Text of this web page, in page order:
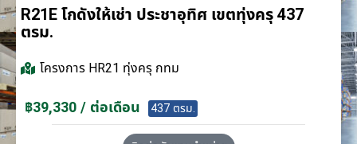
R21E โกดังให้เช่า ประชาอุทิศ เขตทุ่งครุ 437
ตรม.
โครงการ HR21 ทุ่งครุ กทม
฿39,330 / ต่อเดือน 437 ตรม.